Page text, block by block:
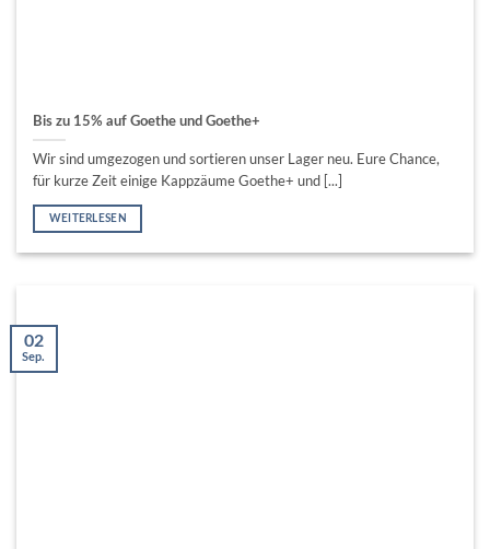
Bis zu 15% auf Goethe und Goethe+
Wir sind umgezogen und sortieren unser Lager neu. Eure Chance,
für kurze Zeit einige Kappzäume Goethe+ und [...]
WEITERLESEN
02
Sep.